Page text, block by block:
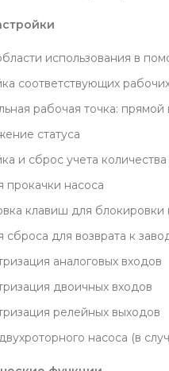
использования в
соответствующих
рабочая точка:
статуса
и сброс учета
прокачки насоса
клавиш для блокировки
сброса для возврата к
аналоговых входов
двоичных входов
релейных выходов
насоса (в